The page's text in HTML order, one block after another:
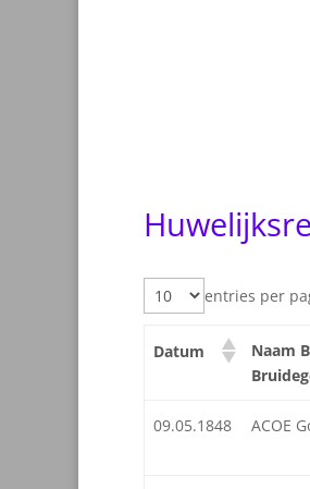
entries per
Datum
Naam
09.05.1848 ACOE